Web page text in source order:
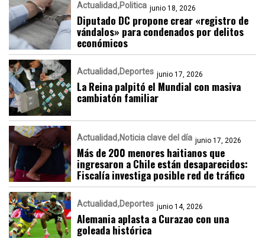
Actualidad Politica junio 18, 2026
Diputado DC propone crear «registro de
vándalos» para condenados por delitos
económicos
Actualidad Deportes junio 17, 2026
La Reina palpitó el Mundial con masiva
cambiatón familiar
Actualidad Noticia clave del día junio 17, 2026
Más de 200 menores haitianos que
ingresaron a Chile están desaparecidos:
Fiscalía investiga posible red de tráfico
Actualidad Deportes junio 14, 2026
Alemania aplasta a Curazao con una
goleada histórica